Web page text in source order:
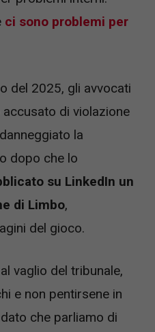
ci sono problemi per
del 2025, gli avvocati
di violazione
la
dopo che lo
su LinkedIn un
di Limbo,
del gioco.
vaglio del tribunale,
e non pentirsene in
che parliamo di